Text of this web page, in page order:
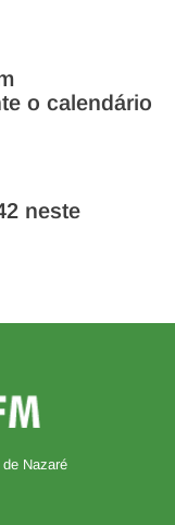
o calendário
neste
Nazaré